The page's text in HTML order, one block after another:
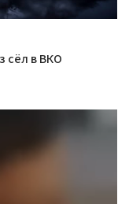
сёл в ВКО